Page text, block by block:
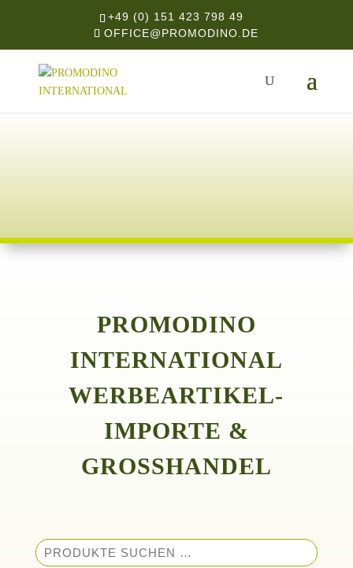
+49 (0) 151 423 798 49
OFFICE@PROMODINO.DE
PROMODINO
INTERNATIONAL
WERBEARTIKEL-
IMPORTE &
GROSSHANDEL
Suchen
nach: